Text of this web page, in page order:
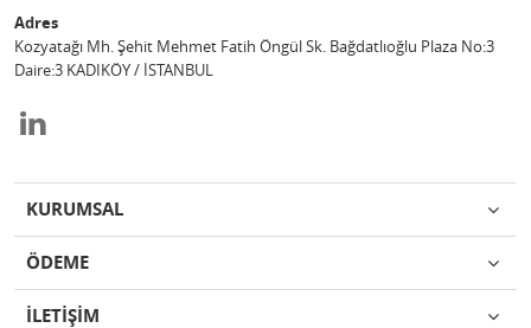
Adres
Kozyatağı Mh. Şehit Mehmet Fatih Öngül Sk. Bağdatlıoğlu Plaza No:3
Daire:3 KADIKÖY / İSTANBUL
KURUMSAL
ÖDEME
İLETİŞİM